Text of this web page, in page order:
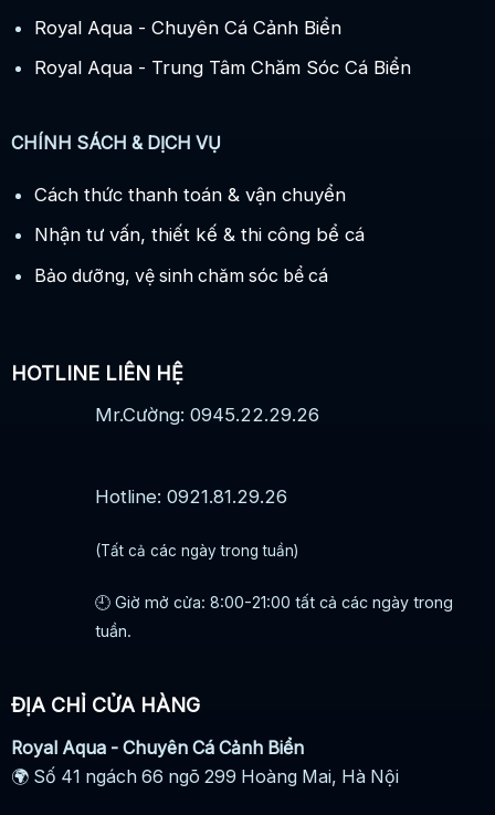
Royal Aqua - Chuyên Cá Cảnh Biển
Royal Aqua - Trung Tâm Chăm Sóc Cá Biển
CHÍNH SÁCH & DỊCH VỤ
Cách thức thanh toán & vận chuyển
Nhận tư vấn, thiết kế & thi công bể cá
Bảo dưỡng, vệ sinh chăm sóc bể cá
HOTLINE LIÊN HỆ
Mr.Cường: 0945.22.29.26
Hotline: 0921.81.29.26
(Tất cả các ngày trong tuần)
🕘 Giờ mở cửa: 8:00-21:00 tất cả các ngày trong
tuần.
ĐỊA CHỈ CỬA HÀNG
Royal Aqua - Chuyên Cá Cảnh Biển
🌍 Số 41 ngách 66 ngõ 299 Hoàng Mai, Hà Nội